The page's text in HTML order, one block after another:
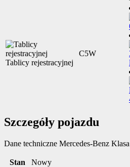
Tablicy rejestracyjnej
C5W
Szczegóły pojazdu
Dane techniczne Mercedes-Benz
Stan
Nowy